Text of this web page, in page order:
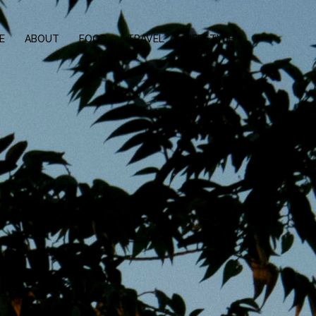
ABOUT FOOD TRAVEL LIFESTYLE